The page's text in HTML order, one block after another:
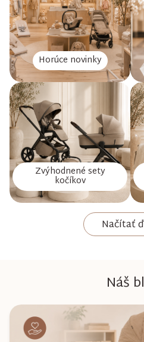
Horúce novinky
Zvýhodnené sety
kočíkov
Načítať
Náš